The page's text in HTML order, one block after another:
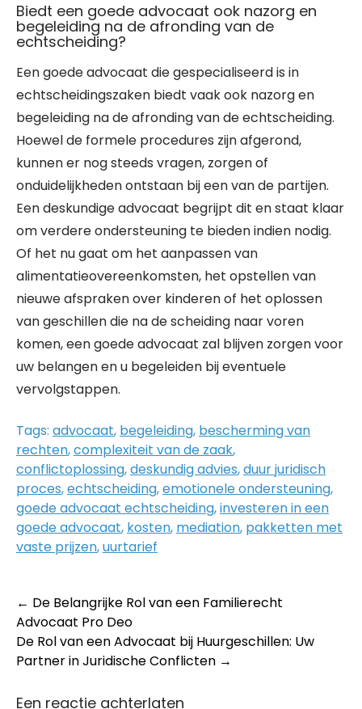
Biedt een goede advocaat ook nazorg en
begeleiding na de afronding van de
echtscheiding?
Een goede advocaat die gespecialiseerd is in
echtscheidingszaken biedt vaak ook nazorg en
begeleiding na de afronding van de echtscheiding.
Hoewel de formele procedures zijn afgerond,
kunnen er nog steeds vragen, zorgen of
onduidelijkheden ontstaan bij een van de partijen.
Een deskundige advocaat begrijpt dit en staat klaar
om verdere ondersteuning te bieden indien nodig.
Of het nu gaat om het aanpassen van
alimentatieovereenkomsten, het opstellen van
nieuwe afspraken over kinderen of het oplossen
van geschillen die na de scheiding naar voren
komen, een goede advocaat zal blijven zorgen voor
uw belangen en u begeleiden bij eventuele
vervolgstappen.
Tags: advocaat, begeleiding, bescherming van
rechten,complexiteit van de zaak,
conflictoplossing,deskundig advies,duur juridisch
proces,echtscheiding,emotionele ondersteuning,
goede advocaat echtscheiding,investeren in een
goede advocaat, kosten, mediation, pakketten met
vaste prijzen,uurtarief
Post
navigation
← De Belangrijke Rol van een Familierecht
Advocaat Pro Deo
De Rol van een Advocaat bij Huurgeschillen: Uw
Partner in Juridische Conflicten →
Een reactie achterlaten